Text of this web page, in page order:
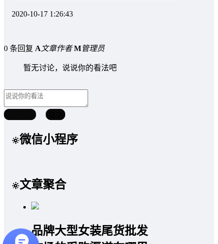
2020-10-17 1:26:43
0 条回复 A文章作者 M管理员
暂无讨论，说说你的看法吧
微信小程序
文章聚合
品牌大型女装尾货批发